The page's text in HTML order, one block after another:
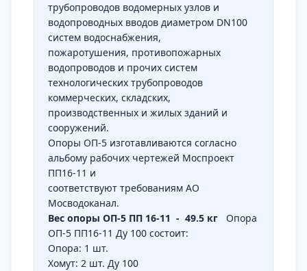
трубопроводов водомерных узлов и
водопроводных вводов диаметром DN100
систем водоснабжения,
пожаротушения, противопожарных
водопроводов и прочих систем
технологических трубопроводов
коммерческих, складских,
производственных и жилых зданий и
сооружений.
Опоры ОП-5 изготавливаются согласно
альбому рабочих чертежей Моспроект
ПП16-11 и
соответствуют требованиям АО
Мосводоканал.
Вес опоры ОП-5 ПП 16-11 - 49.5 кг Опора
ОП-5 ПП16-11 Ду 100 состоит:
Опора: 1 шт.
Хомут: 2 шт. Ду 100